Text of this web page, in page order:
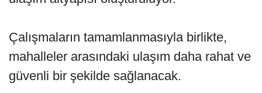
Çalışmaların tamamlanmasıyla birlikte,
mahalleler arasındaki ulaşım daha rahat ve
güvenli bir şekilde sağlanacak.